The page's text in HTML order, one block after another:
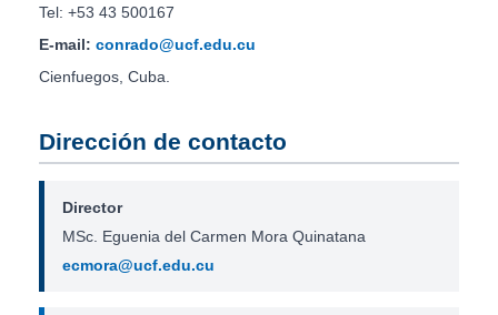
Tel: +53 43 500167
E-mail: conrado@ucf.edu.cu
Cienfuegos, Cuba.
Dirección de contacto
Director
MSc. Eguenia del Carmen Mora Quinatana
ecmora@ucf.edu.cu